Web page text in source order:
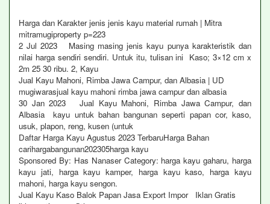
Harga dan Karakter jenis jenis kayu material rumah | Mitra
mitramugiproperty p=223
2 Jul 2023 Masing masing jenis kayu punya karakteristik dan
nilai harga sendiri sendiri. Untuk itu, tulisan ini Kaso; 3×12 cm x
2m 25 30 ribu. 2, Kayu
Jual Kayu Mahoni, Rimba Jawa Campur, dan Albasia | UD
mugiwarasjual kayu mahoni rimba jawa campur dan albasia
30 Jan 2023 Jual Kayu Mahoni, Rimba Jawa Campur, dan
Albasia kayu untuk bahan bangunan seperti papan cor, kaso,
usuk, plapon, reng, kusen (untuk
Daftar Harga Kayu Agustus 2023 TerbaruHarga Bahan
carihargabangunan202305harga kayu
Sponsored By: Has Nanaser Category: harga kayu gaharu, harga
kayu jati, harga kayu kamper, harga kayu kaso, harga kayu
mahoni, harga kayu sengon.
Jual Kayu Kaso Balok Papan Jasa Export Impor Iklan Gratis